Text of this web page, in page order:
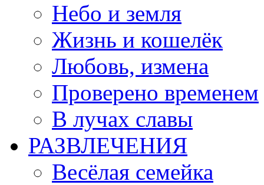
Небо и земля
Жизнь и кошелёк
Любовь, измена
Проверено временем
В лучах славы
РАЗВЛЕЧЕНИЯ
Весёлая семейка